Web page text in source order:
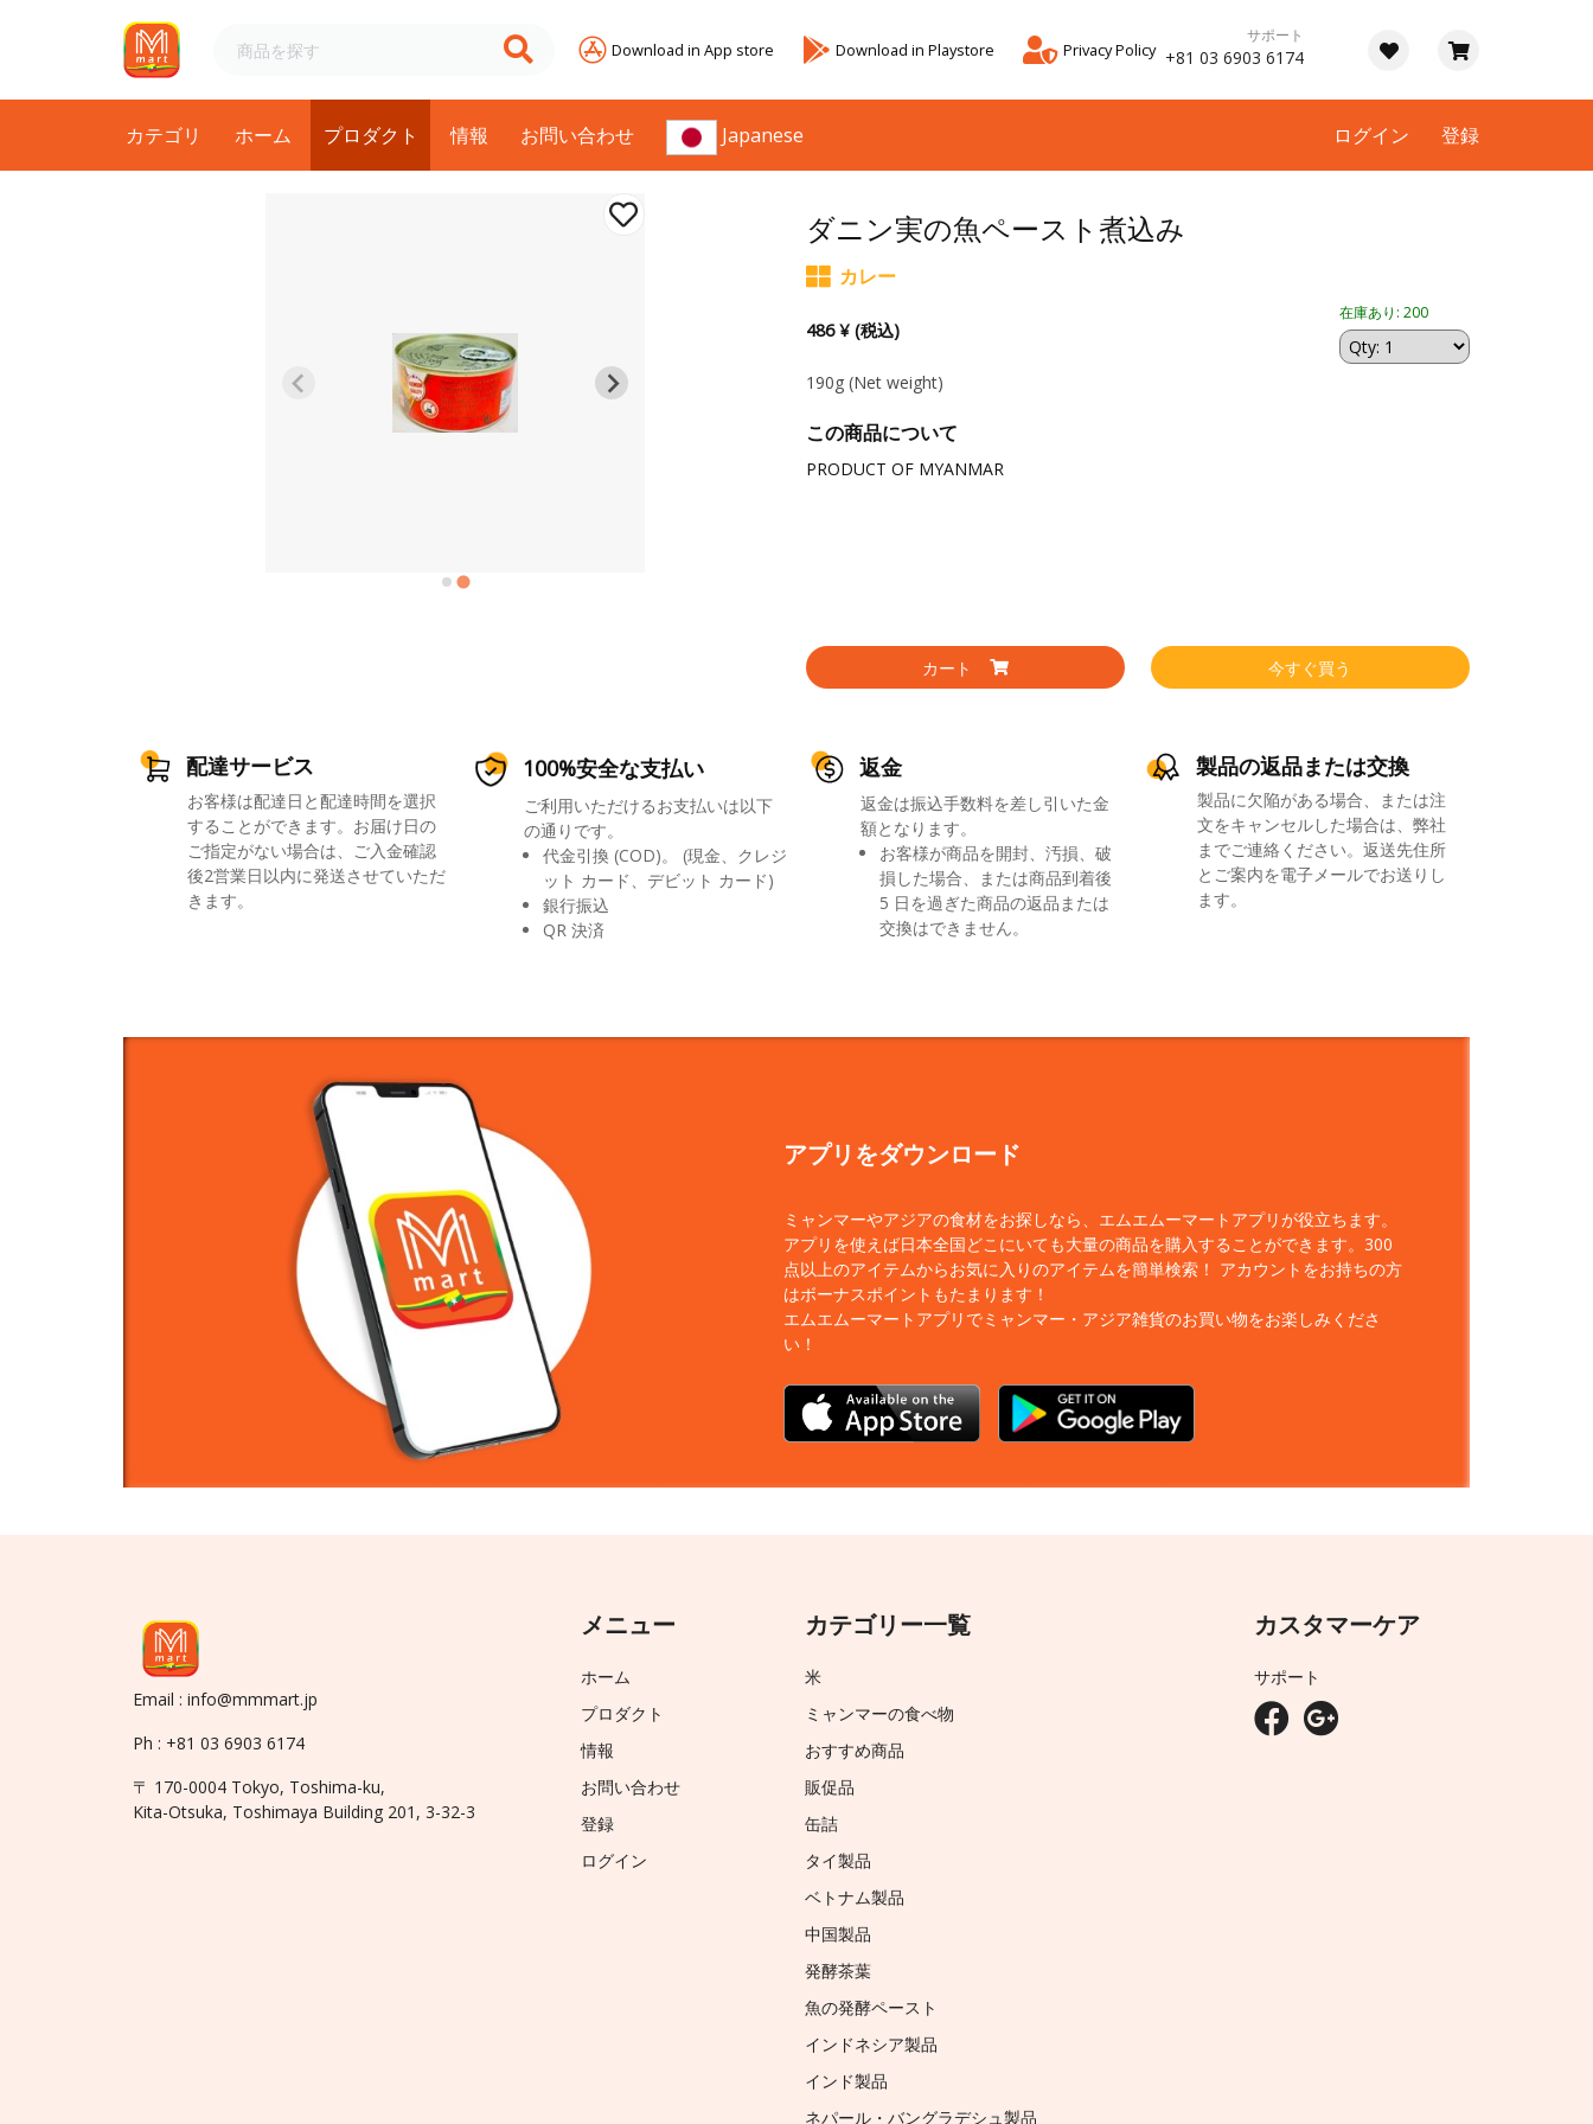
Download in App store Download in Playstore Privacy Policy
サポート
+81 03 6903 6174
カテゴリ ホーム プロダクト 情報 お問い合わせ Japanese ログイン 登録
ダニン実の魚ペースト煮込み
カレー
486 ¥ (税込)
在庫あり: 200
190g (Net weight)
この商品について
PRODUCT OF MYANMAR
カート 今すぐ買う
配達サービス
お客様は配達日と配達時間を選択
することができます。お届け日の
ご指定がない場合は、ご入金確認
後2営業日以内に発送させていただ
きます。
100%安全な支払い
ご利用いただけるお支払いは以下
の通りです。
代金引換 (COD)。 (現金、クレジ
ット カード、デビット カード)
銀行振込
QR 決済
返金
返金は振込手数料を差し引いた金
額となります。
お客様が商品を開封、汚損、破
損した場合、または商品到着後
5 日を過ぎた商品の返品または
交換はできません。
製品の返品または交換
製品に欠陥がある場合、または注
文をキャンセルした場合は、弊社
までご連絡ください。返送先住所
とご案内を電子メールでお送りし
ます。
アプリをダウンロード
ミャンマーやアジアの食材をお探しなら、エムエムーマートアプリが役立ちます。
アプリを使えば日本全国どこにいても大量の商品を購入することができます。300
点以上のアイテムからお気に入りのアイテムを簡単検索！ アカウントをお持ちの方
はボーナスポイントもたまります！
エムエムーマートアプリでミャンマー・アジア雑貨のお買い物をお楽しみくださ
い！
Email : info@mmmart.jp
Ph : +81 03 6903 6174
〒 170-0004 Tokyo, Toshima-ku,
Kita-Otsuka, Toshimaya Building 201, 3-32-3
メニュー
ホーム
プロダクト
情報
お問い合わせ
登録
ログイン
カテゴリー一覧
米
ミャンマーの食べ物
おすすめ商品
販促品
缶詰
タイ製品
ベトナム製品
中国製品
発酵茶葉
魚の発酵ペースト
インドネシア製品
インド製品
ネパール・バングラデシュ製品
カスタマーケア
サポート